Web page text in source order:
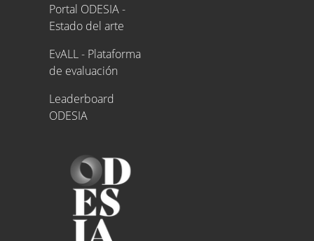
Portal ODESIA -
Estado del arte
EvALL - Plataforma
de evaluación
Leaderboard
ODESIA